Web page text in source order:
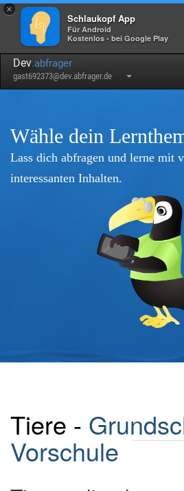
×
Schlaukopf App
Für Android
Kostenlos - bei Google Play
Dev.abfrager
gast692373@dev.abfrager.de
Wähle dein
Lass dich abfragen und lerne mit
interessanten Inhalten.
Tiere -
Vorschule